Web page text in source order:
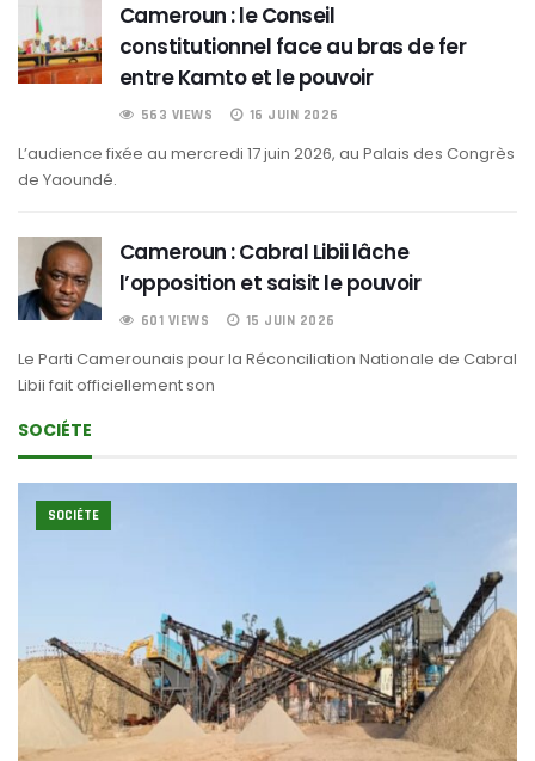
Cameroun : le Conseil
constitutionnel face au bras de fer
entre Kamto et le pouvoir
563 VIEWS 16 JUIN 2026
L’audience fixée au mercredi 17 juin 2026, au Palais des Congrès
de Yaoundé.
Cameroun : Cabral Libii lâche
l’opposition et saisit le pouvoir
601 VIEWS 15 JUIN 2026
Le Parti Camerounais pour la Réconciliation Nationale de Cabral
Libii fait officiellement son
SOCIÉTE
SOCIÉTE